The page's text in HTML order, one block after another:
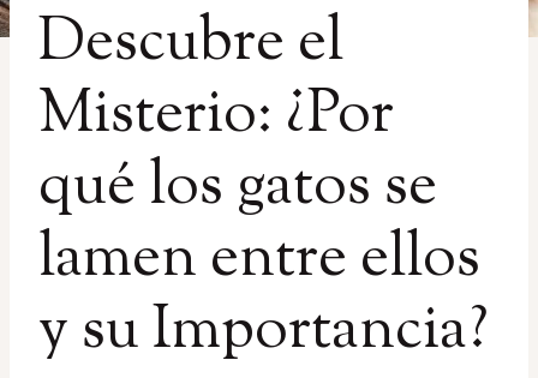
Descubre el
Misterio: ¿Por
qué los gatos se
lamen entre ellos
y su Importancia?